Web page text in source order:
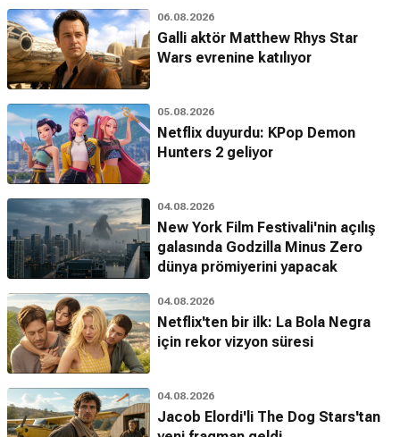
06.08.2026
Galli aktör Matthew Rhys Star
Wars evrenine katılıyor
05.08.2026
Netflix duyurdu: KPop Demon
Hunters 2 geliyor
04.08.2026
New York Film Festivali'nin açılış
galasında Godzilla Minus Zero
dünya prömiyerini yapacak
04.08.2026
Netflix'ten bir ilk: La Bola Negra
için rekor vizyon süresi
04.08.2026
Jacob Elordi'li The Dog Stars'tan